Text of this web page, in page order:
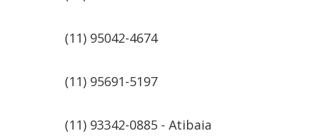
(11) 95042-4674
(11) 95691-5197
(11) 93342-0885 - Atibaia